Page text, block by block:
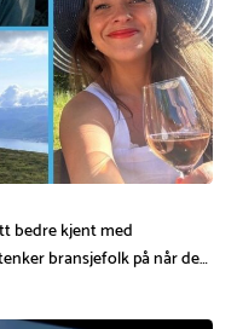
bedre kjent med
bransjefolk på når de…